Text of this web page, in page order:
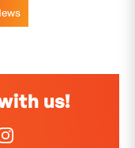
us!